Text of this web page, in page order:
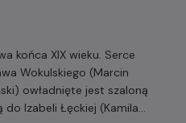
końca XIX wieku. Serce
Wokulskiego (Marcin
owładnięte jest szaloną
do Izabeli Łęckiej (Kamila